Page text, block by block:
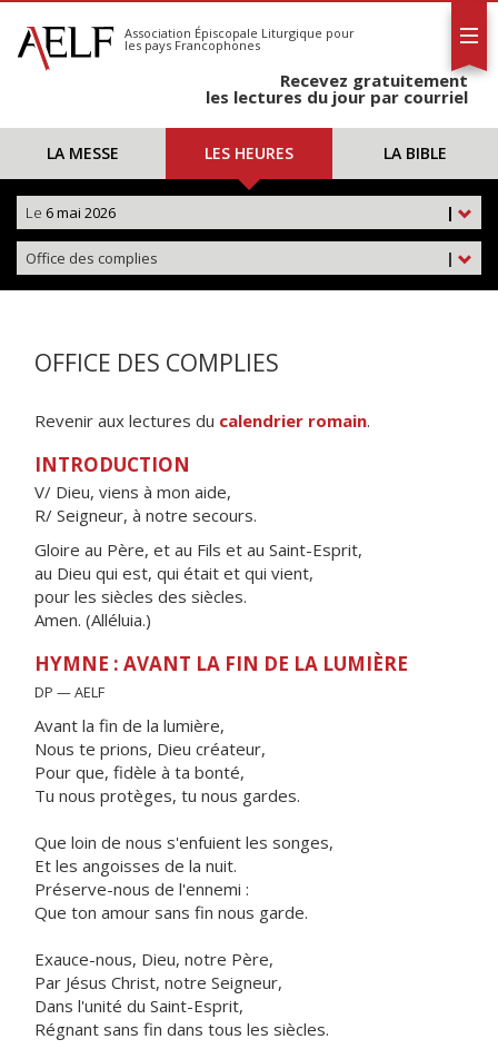
S'abonner
Calendrier
Association Épiscopale Liturgique pour
les pays Francophones
Recevez gratuitement
les lectures du jour par courriel
LA MESSE LES HEURES LA BIBLE
|
Le 6 mai 2026
|
Office des complies
OFFICE DES COMPLIES
Revenir aux lectures du calendrier romain.
INTRODUCTION
V/ Dieu, viens à mon aide,
R/ Seigneur, à notre secours.
Gloire au Père, et au Fils et au Saint-Esprit,
au Dieu qui est, qui était et qui vient,
pour les siècles des siècles.
Amen. (Alléluia.)
HYMNE : AVANT LA FIN DE LA LUMIÈRE
DP — AELF
Avant la fin de la lumière,
Nous te prions, Dieu créateur,
Pour que, fidèle à ta bonté,
Tu nous protèges, tu nous gardes.
Que loin de nous s'enfuient les songes,
Et les angoisses de la nuit.
Préserve-nous de l'ennemi :
Que ton amour sans fin nous garde.
Exauce-nous, Dieu, notre Père,
Par Jésus Christ, notre Seigneur,
Dans l'unité du Saint-Esprit,
Régnant sans fin dans tous les siècles.